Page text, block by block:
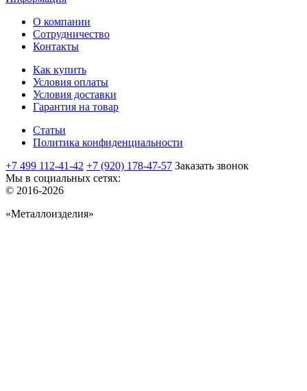
О компании
Сотрудничество
Контакты
Как купить
Условия оплаты
Условия доставки
Гарантия на товар
Статьи
Политика конфиденциальности
+7 499 112-41-42 +7 (920) 178-47-57 Заказать звонок
Мы в социальных сетях:
© 2016-2026
«Металлоизделия»